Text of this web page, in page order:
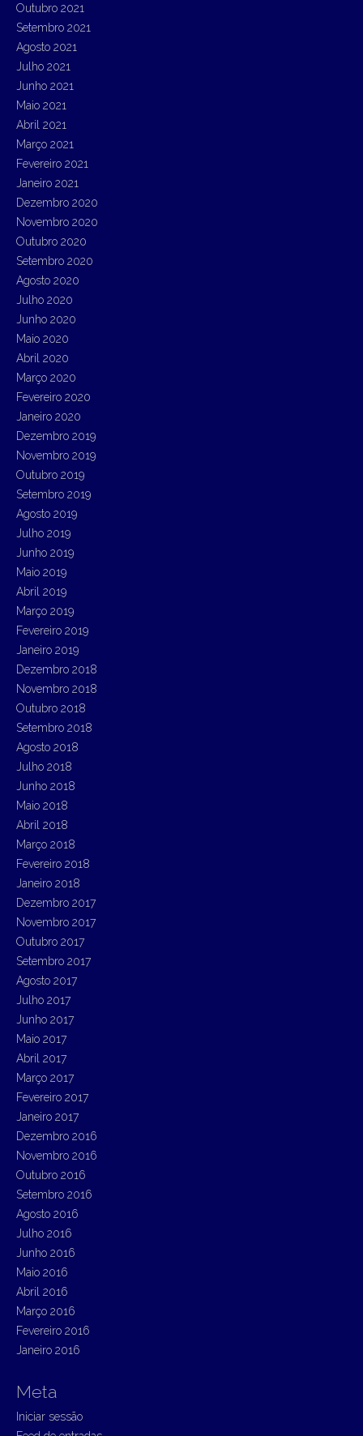
Outubro 2021
Setembro 2021
Agosto 2021
Julho 2021
Junho 2021
Maio 2021
Abril 2021
Março 2021
Fevereiro 2021
Janeiro 2021
Dezembro 2020
Novembro 2020
Outubro 2020
Setembro 2020
Agosto 2020
Julho 2020
Junho 2020
Maio 2020
Abril 2020
Março 2020
Fevereiro 2020
Janeiro 2020
Dezembro 2019
Novembro 2019
Outubro 2019
Setembro 2019
Agosto 2019
Julho 2019
Junho 2019
Maio 2019
Abril 2019
Março 2019
Fevereiro 2019
Janeiro 2019
Dezembro 2018
Novembro 2018
Outubro 2018
Setembro 2018
Agosto 2018
Julho 2018
Junho 2018
Maio 2018
Abril 2018
Março 2018
Fevereiro 2018
Janeiro 2018
Dezembro 2017
Novembro 2017
Outubro 2017
Setembro 2017
Agosto 2017
Julho 2017
Junho 2017
Maio 2017
Abril 2017
Março 2017
Fevereiro 2017
Janeiro 2017
Dezembro 2016
Novembro 2016
Outubro 2016
Setembro 2016
Agosto 2016
Julho 2016
Junho 2016
Maio 2016
Abril 2016
Março 2016
Fevereiro 2016
Janeiro 2016
Meta
Iniciar sessão